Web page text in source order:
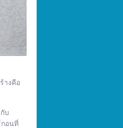
างคือ
บ
กอนที่